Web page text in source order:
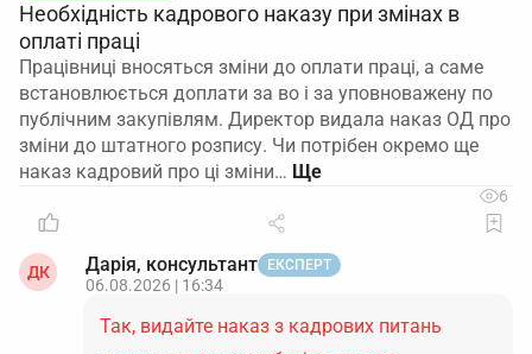
Необхідність кадрового наказу при змінах в
оплаті праці
Працівниці вносяться зміни до оплати праці, а саме
встановлюється доплати за во і за уповноважену по
публічним закупівлям. Директор видала наказ ОД про
зміни до штатного розпису. Чи потрібен окремо ще
наказ кадровий про ці зміни…
6
ДК Дарія, консультант ЕКСПЕРТ
06.08.2026 | 16:34
Так, видайте наказ з кадрових питань